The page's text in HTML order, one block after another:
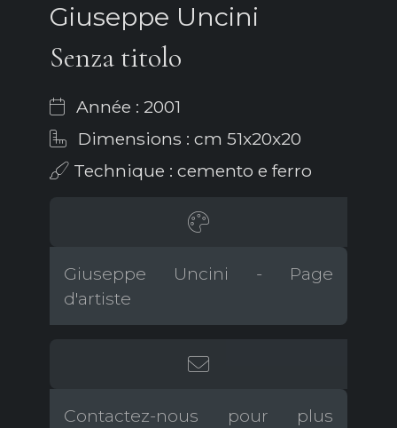
Giuseppe Uncini
Senza titolo
Année : 2001
Dimensions : cm 51x20x20
Technique : cemento e ferro
Giuseppe Uncini - Page
d'artiste
Contactez-nous pour plus